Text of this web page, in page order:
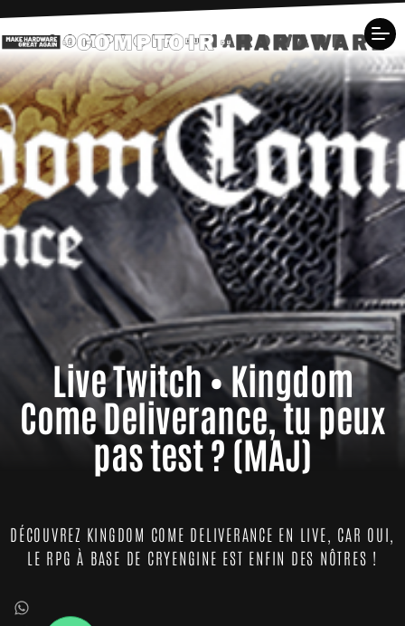
Live Twitch • Kingdom
Come Deliverance, tu peux
pas test ? (MAJ)
DÉCOUVREZ KINGDOM COME DELIVERANCE EN LIVE, CAR OUI,
LE RPG À BASE DE CRYENGINE EST ENFIN DES NÔTRES !